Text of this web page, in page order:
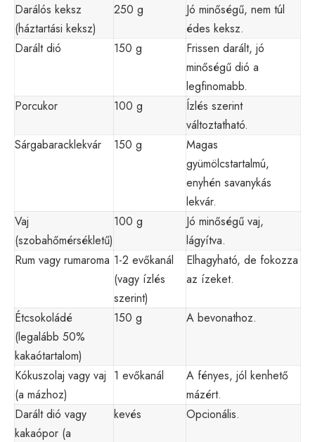
Darálós keksz
(háztartási keksz)
250 g
Jó minőségű, nem túl
édes keksz.
Darált dió
150 g
Frissen darált, jó
minőségű dió a
legfinomabb.
Porcukor
100 g
Ízlés szerint
változtatható.
Sárgabaracklekvár
150 g
Magas
gyümölcstartalmú,
enyhén savanykás
lekvár.
Vaj
(szobahőmérsékletű)
100 g
Jó minőségű vaj,
lágyítva.
Rum vagy rumaroma 1-2 evőkanál
(vagy ízlés
szerint)
Elhagyható, de fokozza
az ízeket.
Étcsokoládé
(legalább 50%
kakaótartalom)
150 g A bevonathoz.
Kókuszolaj vagy vaj
(a mázhoz)
1 evőkanál
A fényes, jól kenhető
mázért.
Darált dió vagy
kakaópor (a
kevés Opcionális.